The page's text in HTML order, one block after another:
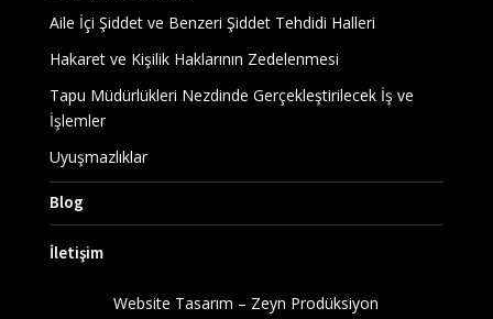
Aile İçi Şiddet ve Benzeri Şiddet Tehdidi Halleri
Hakaret ve Kişilik Haklarının Zedelenmesi
Tapu Müdürlükleri Nezdinde Gerçekleştirilecek İş ve
İşlemler
Uyuşmazlıklar
Blog
İletişim
Website Tasarım – Zeyn Prodüksiyon